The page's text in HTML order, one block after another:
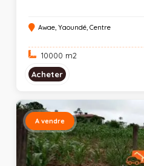
Awae, Yaoundé, Centre
10000 m2
Acheter
A vendre